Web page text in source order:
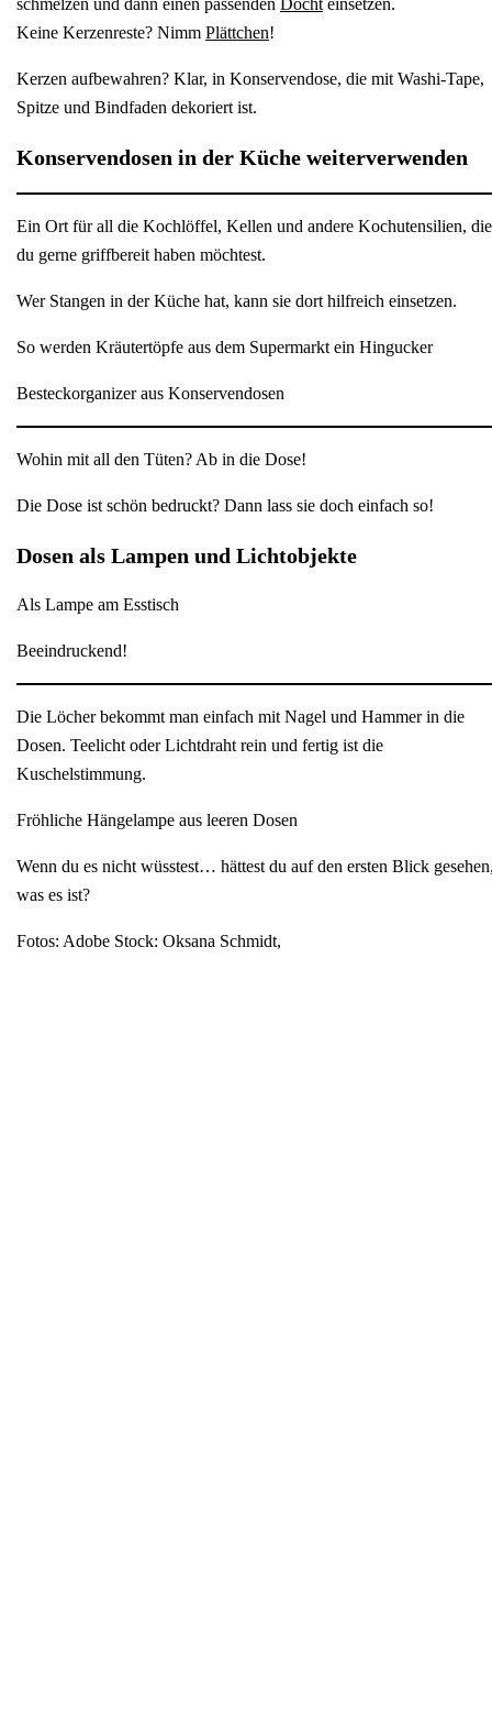
schmelzen und dann einen passenden Docht einsetzen.
Keine Kerzenreste? Nimm Plättchen!
Kerzen aufbewahren? Klar, in Konservendose, die mit Washi-Tape,
Spitze und Bindfaden dekoriert ist.
Konservendosen in der Küche weiterverwenden
Ein Ort für all die Kochlöffel, Kellen und andere Kochutensilien, die
du gerne griffbereit haben möchtest.
Wer Stangen in der Küche hat, kann sie dort hilfreich einsetzen.
So werden Kräutertöpfe aus dem Supermarkt ein Hingucker
Besteckorganizer aus Konservendosen
Wohin mit all den Tüten? Ab in die Dose!
Die Dose ist schön bedruckt? Dann lass sie doch einfach so!
Dosen als Lampen und Lichtobjekte
Als Lampe am Esstisch
Beeindruckend!
Die Löcher bekommt man einfach mit Nagel und Hammer in die
Dosen. Teelicht oder Lichtdraht rein und fertig ist die
Kuschelstimmung.
Fröhliche Hängelampe aus leeren Dosen
Wenn du es nicht wüsstest… hättest du auf den ersten Blick
was es ist?
Fotos: Adobe Stock: Oksana Schmidt,